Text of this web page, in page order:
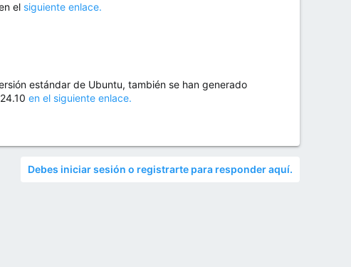
el siguiente enlace.
estándar de Ubuntu, también se han generado
en el siguiente enlace.
Debes iniciar sesión o registrarte para responder aquí.